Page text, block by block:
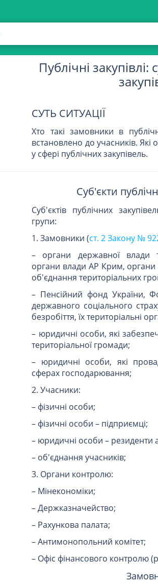
Публічні
СУТЬ СИТУАЦІЇ
Хто такі замовники в
встановлено до учасників.
у сфері публічних закупівель.
Суб'єкти
Суб'єктів публічних
групи:
1. Замовники (ст. 2 Закону №
– органи державної влади
органи влади АР Крим, органи
об'єднання територіальних
– Пенсійний фонд України,
державного соціального
безробіття, їх територіальні
– юридичні особи, які
територіальної громади;
– юридичні особи, які
сферах господарювання;
2. Учасники:
– фізичні особи;
– фізичні особи – підприємці;
– юридичні особи – резиденти
– об'єднання учасників;
3. Органи контролю:
– Мінекономіки;
– Держказначейство;
– Рахункова палата;
– Антимонопольний комітет;
– Офіс фінансового контролю